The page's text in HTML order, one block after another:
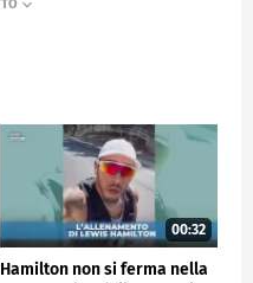
00:32
Hamilton non si ferma nella